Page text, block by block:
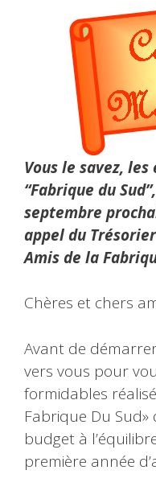
Vous le savez,
“Fabrique du
septembre
appel du
Amis de la
Chères et chers
Avant de
vers vous pour
formidables
Fabrique Du
budget à
première année